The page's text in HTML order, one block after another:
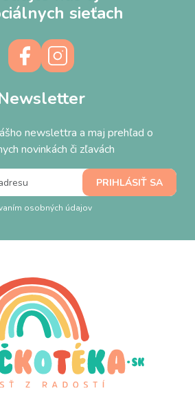
sieťach
newslettra a maj prehľad o
novinkách či zľavách
osobných údajov